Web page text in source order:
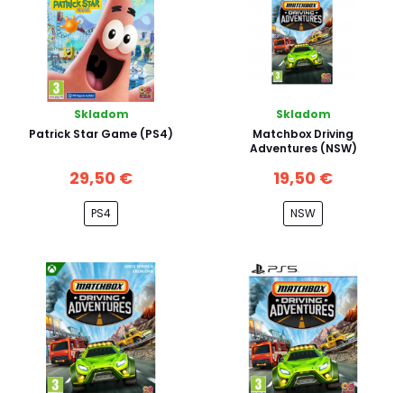
Skladom
Patrick Star Game (PS4)
29,50 €
PS4
Skladom
Matchbox Driving
Adventures (NSW)
19,50 €
NSW